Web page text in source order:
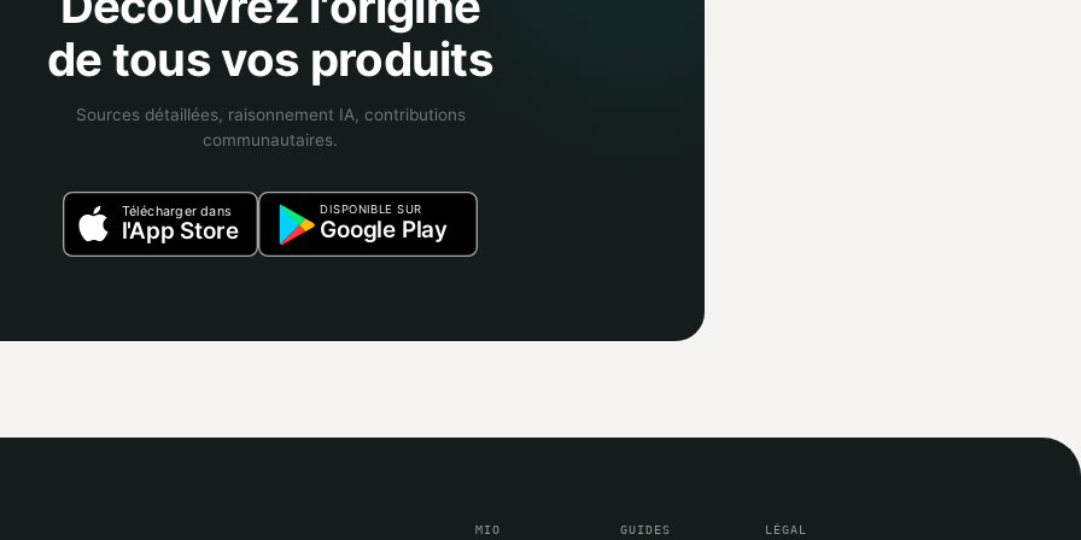
de tous vos produits
Sources détaillées, raisonnement IA, contributions
communautaires.
Télécharger dans
l'App Store
DISPONIBLE SUR
Google Play
MIO GUIDES LÉGAL